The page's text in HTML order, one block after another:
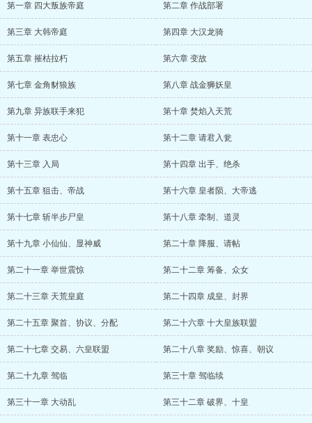
第一章 四大叛族帝庭 第二章 作战部署
第三章 大韩帝庭 第四章 大汉龙骑
第五章 摧枯拉朽 第六章 变故
第七章 金角豺狼族 第八章 战金狮妖皇
第九章 异族联手来犯 第十章 焚焰入天荒
第十一章 表忠心 第十二章 请君入瓮
第十三章 入局 第十四章 出手、绝杀
第十五章 狙击、帝战 第十六章 皇者陨、大帝逃
第十七章 斩半步尸皇 第十八章 牵制、道灵
第十九章 小仙仙、显神威 第二十章 降服、请帖
第二十一章 举世震惊 第二十二章 筹备、众女
第二十三章 天荒皇庭 第二十四章 成皇、封界
第二十五章 聚首、协议、分配 第二十六章 十大皇族联盟
第二十七章 交易、六皇联盟 第二十八章 奖励、惊喜、朝议
第二十九章 驾临 第三十章 驾临续
第三十一章 大动乱 第三十二章 破界、十皇